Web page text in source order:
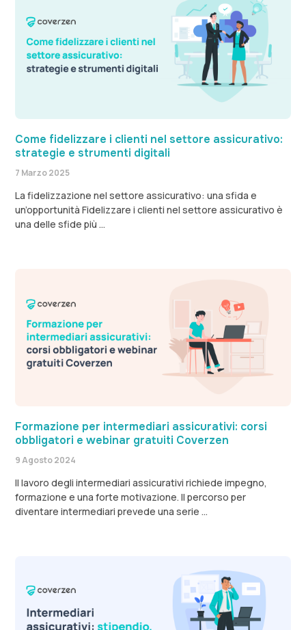
Come fidelizzare i clienti nel settore assicurativo:
strategie e strumenti digitali
7 Marzo 2025
La fidelizzazione nel settore assicurativo: una sfida e
un’opportunità Fidelizzare i clienti nel settore assicurativo è
una delle sfide più
Formazione per intermediari assicurativi: corsi
obbligatori e webinar gratuiti Coverzen
9 Agosto 2024
Il lavoro degli intermediari assicurativi richiede impegno,
formazione e una forte motivazione. Il percorso per
diventare intermediari prevede una serie